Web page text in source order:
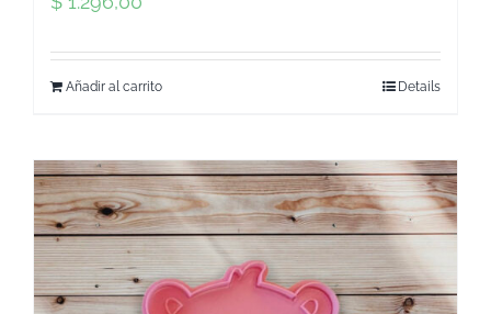
Añadir al carrito Details